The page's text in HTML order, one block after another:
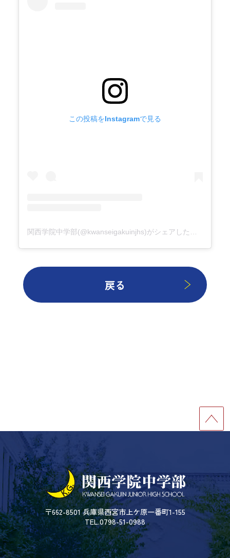
この投稿をInstagramで見る
関西学院中学部(@kwanseigakuinjhs)がシェアした投稿
戻る
〒662-8501 兵庫県西宮市上ケ原一番町1-155
TEL.0798-51-0988